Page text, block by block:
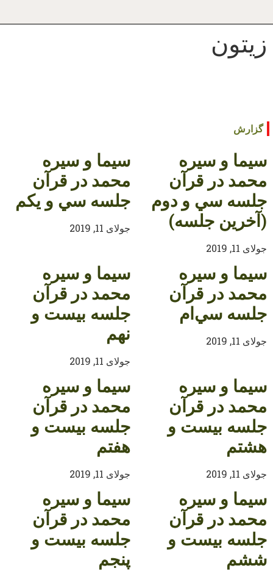
زیتون
گزارش
سيما و سيره
محمد در قرآن
جلسه سي و دوم
(آخرين جلسه)
جولای 11, 2019
سيما و سيره
محمد در قرآن
جلسه سي و يكم
جولای 11, 2019
سيما و سيره
محمد در قرآن
جلسه سي‌ام
جولای 11, 2019
سيما و سيره
محمد در قرآن
جلسه بيست و
نهم
جولای 11, 2019
سيما و سيره
محمد در قرآن
جلسه بيست و
هشتم
جولای 11, 2019
سيما و سيره
محمد در قرآن
جلسه بيست و
هفتم
جولای 11, 2019
سيما و سيره
محمد در قرآن
جلسه بيست و
ششم
سيما و سيره
محمد در قرآن
جلسه بيست و
پنجم